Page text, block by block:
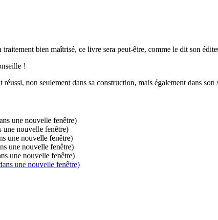
bien maîtrisé, ce livre sera peut-être, comme le dit son
!
non seulement dans sa construction, mais également dans son
une nouvelle fenêtre)
une nouvelle fenêtre)
une nouvelle fenêtre)
une nouvelle fenêtre)
une nouvelle fenêtre)
une nouvelle fenêtre)